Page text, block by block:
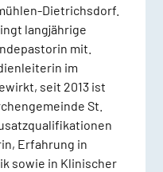
Dietrichsdorf.
langjährige
mit.
im
seit 2013 ist
St.
Erfahrung in
sowie in Klinischer